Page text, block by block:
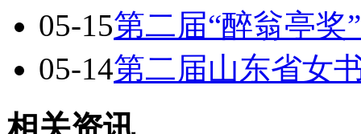
05-15第二届“醉翁亭
05-14第二届山东省女